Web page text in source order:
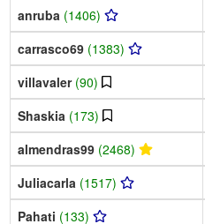
anruba (1406)
carrasco69 (1383)
villavaler (90)
Shaskia (173)
almendras99 (2468)
Juliacarla (1517)
Pahati (133)